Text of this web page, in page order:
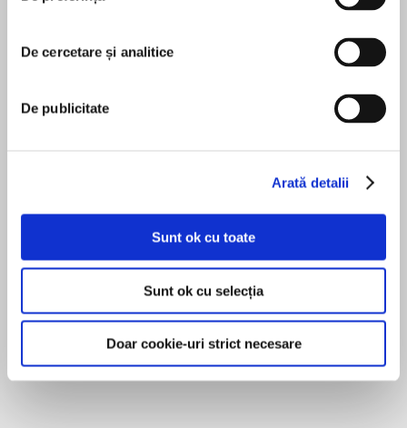
De cercetare și analitice
De publicitate
Arată detalii
Sunt ok cu toate
Sunt ok cu selecția
Doar cookie-uri strict necesare
care trebuie să salveze petrecerea de
Maliția.
ISBN 9786063379123
MAI MULT
pentru această carte
Artistă și cântăreață.